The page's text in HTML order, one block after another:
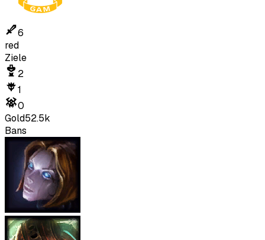
6
red
Ziele
2
1
0
Gold52.5k
Bans